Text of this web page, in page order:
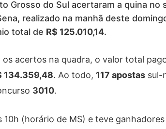
Grosso do Sul acertaram a quina no
realizado na manhã deste
total de R$ 125.010,14.
acertos na quadra, o valor total
134.359,48. Ao todo, 117 apostas sul-
3010.
10h (horário de MS) e teve